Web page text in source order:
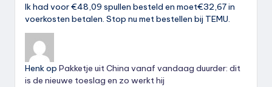
Ik had voor €48,09 spullen besteld en moet€32,67 in
voerkosten betalen. Stop nu met bestellen bij TEMU.
Henkop Pakketje uit China vanaf vandaag duurder: dit
is de nieuwe toeslag en zo werkt hij